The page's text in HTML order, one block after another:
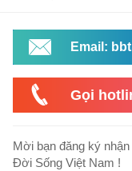
Email:
Gọi
Mời bạn đăng ký
Đời Sống Việt Nam !